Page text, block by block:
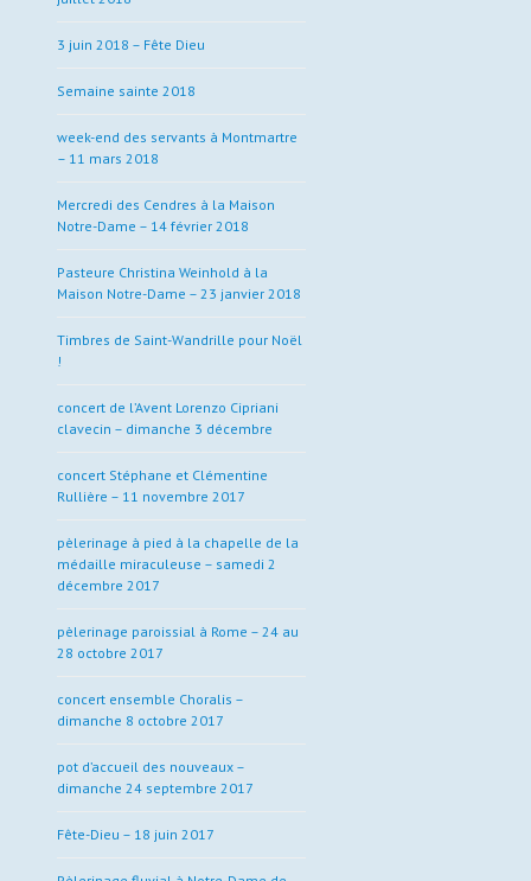
3 juin 2018 – Fête Dieu
Semaine sainte 2018
week-end des servants à Montmartre
– 11 mars 2018
Mercredi des Cendres à la Maison
Notre-Dame – 14 février 2018
Pasteure Christina Weinhold à la
Maison Notre-Dame – 23 janvier 2018
Timbres de Saint-Wandrille pour Noël
!
concert de l’Avent Lorenzo Cipriani
clavecin – dimanche 3 décembre
concert Stéphane et Clémentine
Rullière – 11 novembre 2017
pèlerinage à pied à la chapelle de la
médaille miraculeuse – samedi 2
décembre 2017
pèlerinage paroissial à Rome – 24 au
28 octobre 2017
concert ensemble Choralis –
dimanche 8 octobre 2017
pot d’accueil des nouveaux –
dimanche 24 septembre 2017
Fête-Dieu – 18 juin 2017